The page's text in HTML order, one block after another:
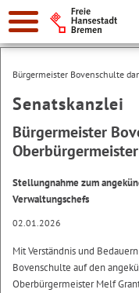
Suche:
Bürgermeister Bovenschulte
Senatskanzlei
Bürgermeister
Stellungnahme zum
Verwaltungschefs
02.01.2026
Mit Verständnis und
Bovenschulte auf den
Oberbürgermeister Melf